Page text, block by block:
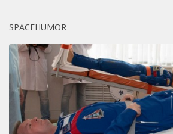
SPACEHUMOR